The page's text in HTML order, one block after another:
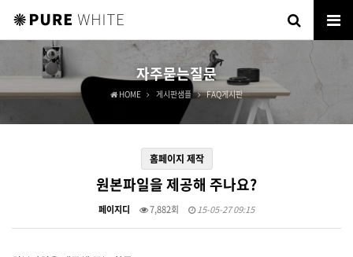
자주묻는질문
HOME 게시판샘플 FAQ게시판
홈페이지 제작
원본파일을 제공해 주나요?
페이지디 7,882회 15-05-27 09:15